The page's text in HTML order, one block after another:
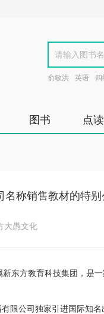
俞敏洪 英语
图书 点
名称销售教材的特
大愚文化
新东方教育科技集团，是
限公司独家引进国际知